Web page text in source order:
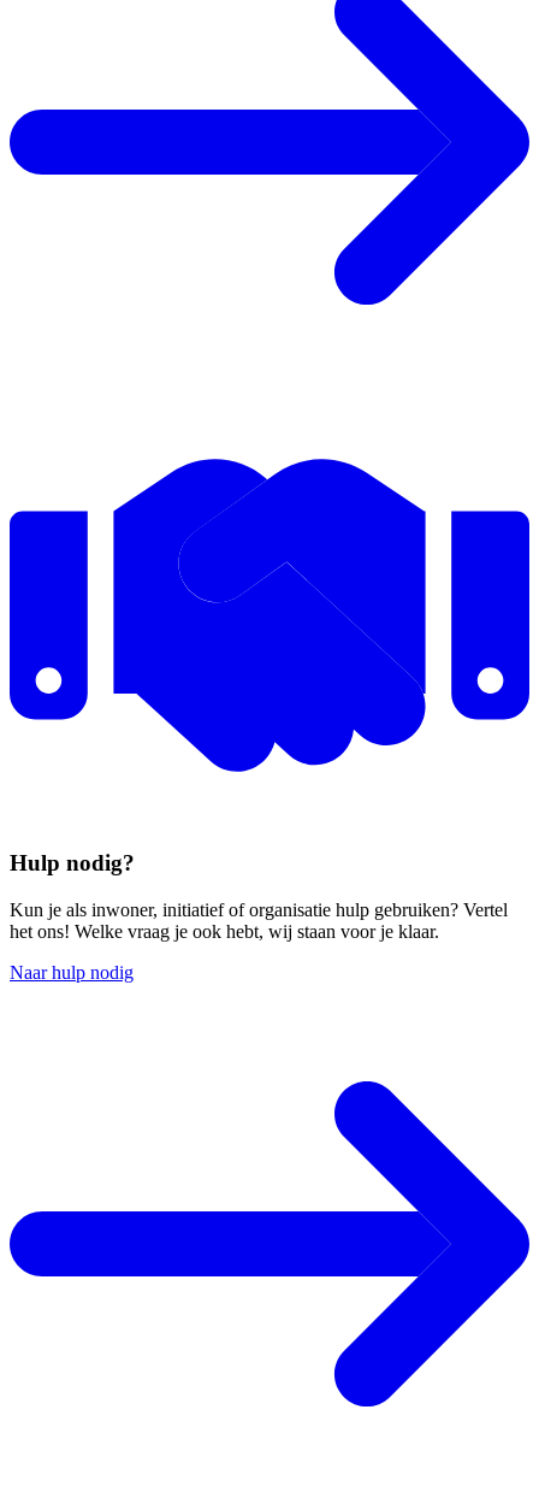
Hulp nodig?
Kun je als inwoner, initiatief of organisatie hulp gebruiken? Vertel
het ons! Welke vraag je ook hebt, wij staan voor je klaar.
Naar hulp nodig